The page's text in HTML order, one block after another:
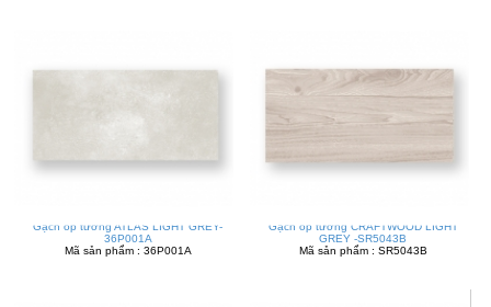
Gạch ốp tường ATLAS LIGHT GREY-
36P001A
Mã sản phẩm : 36P001A
Gạch ốp tường CRAFTWOOD LIGHT
GREY -SR5043B
Mã sản phẩm : SR5043B